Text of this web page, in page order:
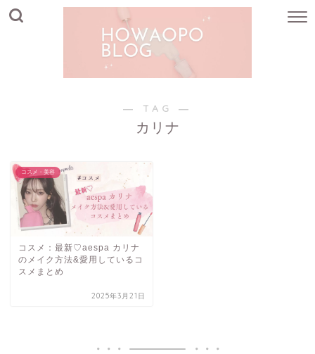
― TAG ―
カリナ
コスメ・美容
コスメ：最新♡aespa カリナ
のメイク方法&愛用しているコ
スメまとめ
2025年3月21日